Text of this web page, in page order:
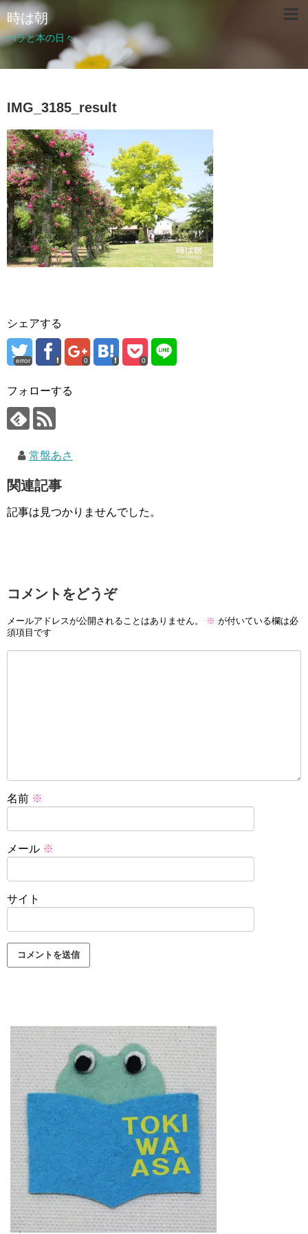
時は朝
バラと本の日々
IMG_3185_result
シェアする
error 0 0
フォローする
常盤あさ
関連記事
記事は見つかりませんでした。
コメントをどうぞ
メールアドレスが公開されることはありません。 ※ が付いている欄は必
須項目です
名前 ※
メール ※
サイト